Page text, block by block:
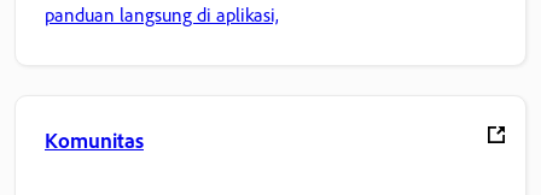
panduan langsung di aplikasi,
Komunitas